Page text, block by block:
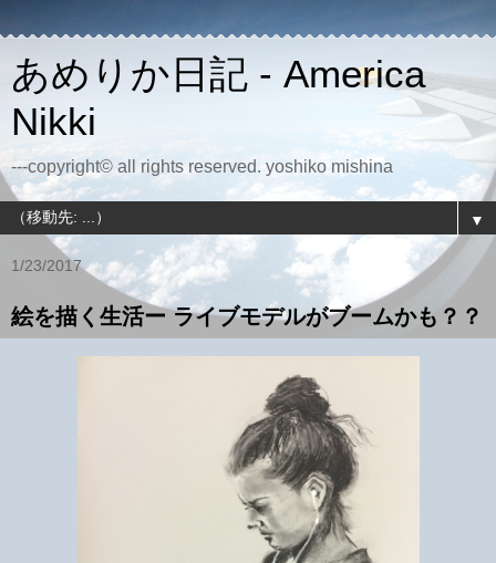
あめりか日記 - America
Nikki
---copyright© all rights reserved. yoshiko mishina
▼
1/23/2017
絵を描く生活ー ライブモデルがブームかも？？